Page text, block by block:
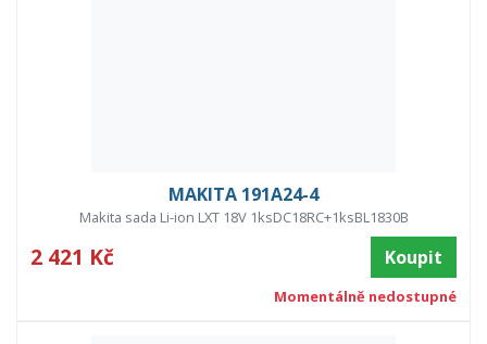
MAKITA 191A24-4
Makita sada Li-ion LXT 18V 1ksDC18RC+1ksBL1830B
2 421 Kč Koupit
Momentálně nedostupné